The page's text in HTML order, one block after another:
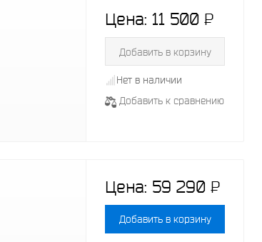
Цена: 11 500 P
-
Добавить в корзину
Нет в наличии
Добавить к сравнению
Цена: 59 290 P
-
Добавить в корзину